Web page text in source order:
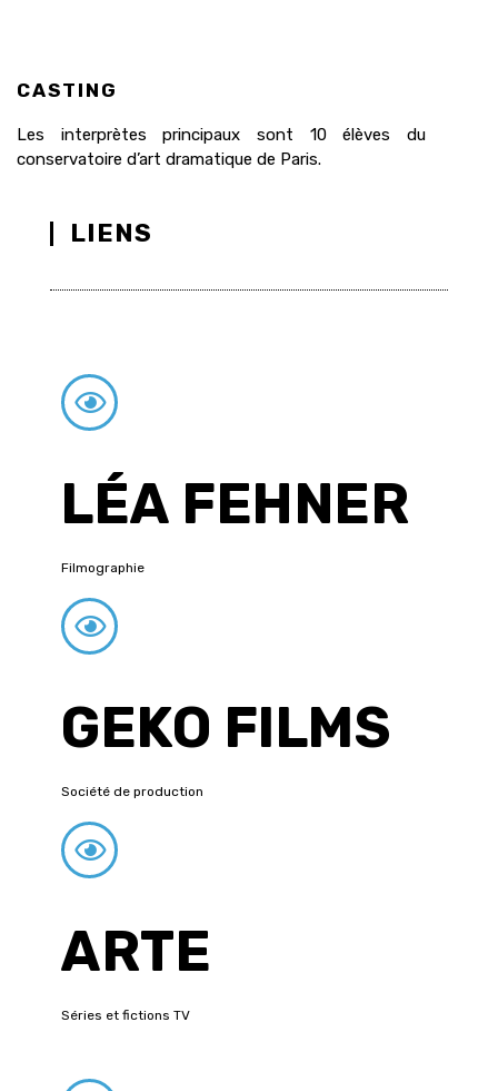
CASTING
Les interprètes principaux sont 10 élèves du
conservatoire d’art dramatique de Paris.
LIENS
LÉA FEHNER
Filmographie
GEKO FILMS
Société de production
ARTE
Séries et fictions TV